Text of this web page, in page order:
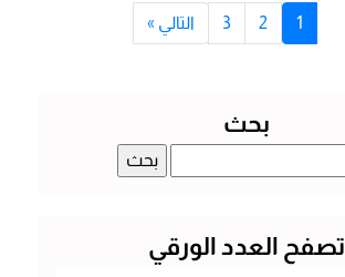
1
2
3 التالي »
بحث
تصفح العدد الورقي